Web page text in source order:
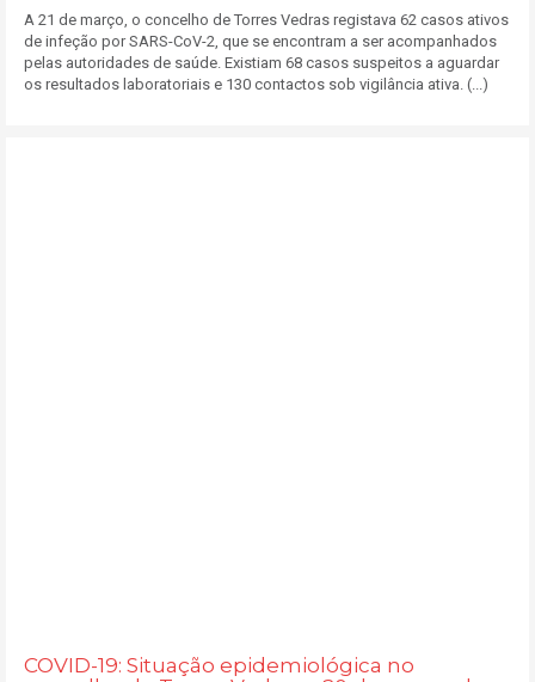
A 21 de março, o concelho de Torres Vedras registava 62 casos ativos
de infeção por SARS-CoV-2, que se encontram a ser acompanhados
pelas autoridades de saúde. Existiam 68 casos suspeitos a aguardar
os resultados laboratoriais e 130 contactos sob vigilância ativa. (...)
COVID-19: Situação epidemiológica no